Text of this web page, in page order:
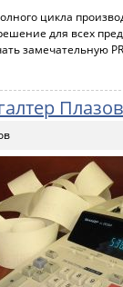
цикла
для всех
замечательную